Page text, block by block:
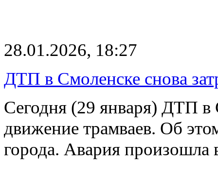
28.01.2026, 18:27
ДТП в Смоленске снова
Сегодня (29 января) ДТП в
движение трамваев. Об
города. Авария